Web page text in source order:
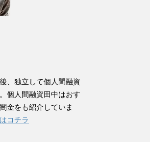
、独立して個人間融資
個人間融資田中はおす
金をも紹介していま
コチラ